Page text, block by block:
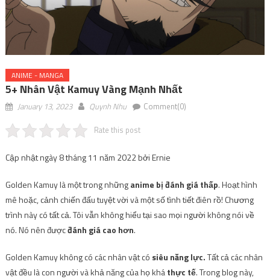
ANIME - MANGA
5+ Nhân Vật Kamuy Vàng Mạnh Nhất
January 13, 2023 Quynh Nhu Comment(0)
Rate this post
Cập nhật ngày 8 tháng 11 năm 2022 bởi Ernie
Golden Kamuy là một trong nhữnganime bị đánh giá thấp. Hoạt hình
mê hoặc, cảnh chiến đấu tuyệt vời và một số tình tiết điên rồ! Chương
trình này có tất cả. Tôi vẫn không hiểu tại sao mọi người không nói về
nó. Nó nên đượcđánh giá cao hơn.
Golden Kamuy không có các nhân vật có siêu năng lực.Tất cả các nhân
vật đều là con người và khả năng của họ kháthực tế. Trong blog này,